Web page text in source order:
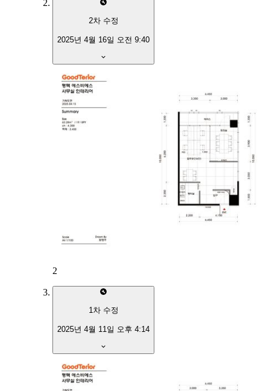
2차 수정
2025년 4월 16일 오전 9:40
2
1차 수정
2025년 4월 11일 오후 4:14